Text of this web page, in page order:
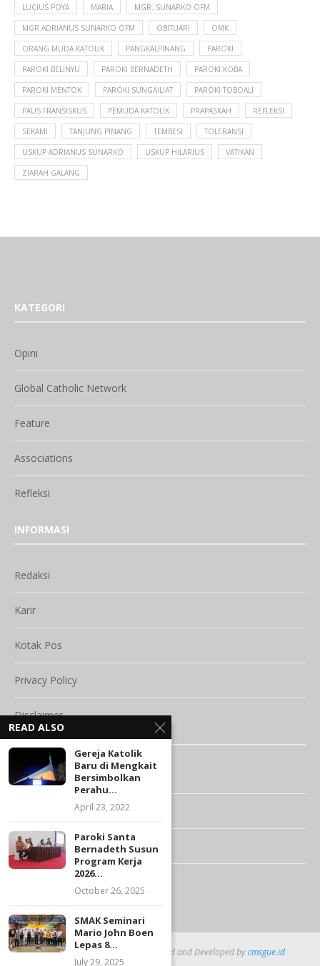
LUCIUS POYA MARIA MGR. SUNARKO OFM
MGR ADRIANUS SUNARKO OFM OBITUARI OMK
ORANG MUDA KATOLIK PANGKALPINANG PAROKI
PAROKI BELINYU PAROKI BERNADETH PAROKI KOBA
PAROKI MENTOK PAROKI SUNGAILIAT PAROKI TOBOALI
PAUS FRANSISKUS PEMUDA KATOLIK PRAPASKAH REFLEKSI
SEKAMI TANJUNG PINANG TEMBESI TOLERANSI
USKUP ADRIANUS SUNARKO USKUP HILARIUS VATIKAN
ZIARAH GALANG
KATEGORI
Opini
Global Catholic Network
Feature
Associations
Refleksi
INFORMASI
Redaksi
Karir
Kotak Pos
Privacy Policy
Disclaimer
JARINGAN MEDIA
Vatican.va
Vaticanstate.va
Photovat.com
Mampirklik.com
@2026 - All Right Reserved. Designed and Developed bycmsgue.id
READ ALSO
Gereja Katolik
Baru di Mengkait
Bersimbolkan
Perahu...
April 23, 2022
Paroki Santa
Bernadeth Susun
Program Kerja
2026...
October 26, 2025
SMAK Seminari
Mario John Boen
Lepas 8...
July 29, 2025